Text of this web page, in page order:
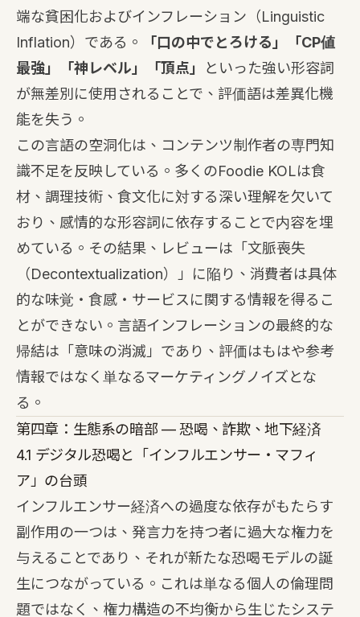
端な貧困化およびインフレーション（Linguistic
Inflation）である。
「口の中でとろける」「CP値
最強」「神レベル」「頂点」
といった強い形容詞
が無差別に使用されることで、評価語は差異化機
能を失う。
この言語の空洞化は、コンテンツ制作者の専門知
識不足を反映している。多くのFoodie KOLは食
材、調理技術、食文化に対する深い理解を欠いて
おり、感情的な形容詞に依存することで内容を埋
めている。その結果、レビューは「文脈喪失
（Decontextualization）」に陥り、消費者は具体
的な味覚・食感・サービスに関する情報を得るこ
とができない。言語インフレーションの最終的な
帰結は「意味の消滅」であり、評価はもはや参考
情報ではなく単なるマーケティングノイズとな
る。
第四章：生態系の暗部 — 恐喝、詐欺、地下経済
4.1 デジタル恐喝と「インフルエンサー・マフィ
ア」の台頭
インフルエンサー経済への過度な依存がもたらす
副作用の一つは、発言力を持つ者に過大な権力を
与えることであり、それが新たな恐喝モデルの誕
生につながっている。これは単なる個人の倫理問
題ではなく、権力構造の不均衡から生じたシステ